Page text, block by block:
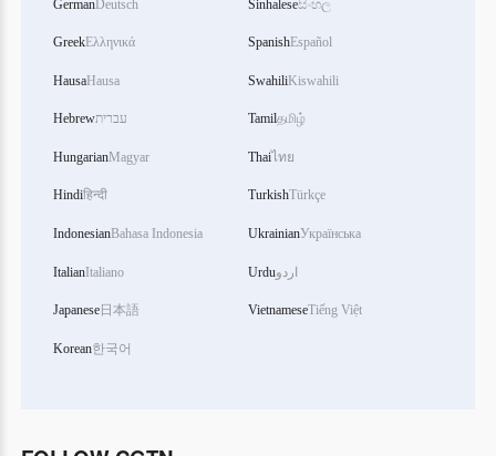
GermanDeutsch
GreekΕλληνικά
HausaHausa
Hebrewעברית
HungarianMagyar
Hindiहिन्दी
IndonesianBahasa Indonesia
ItalianItaliano
Japanese日本語
Korean한국어
Sinhaleseසිංහල
SpanishEspañol
SwahiliKiswahili
Tamilதமிழ்
Thaiไทย
TurkishTürkçe
UkrainianУкраїнська
Urduاردو
VietnameseTiếng Việt